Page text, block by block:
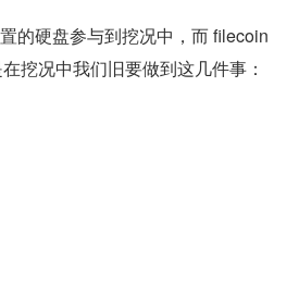
硬盘参与到挖况中，而 filecoin
挖况中我们旧要做到这几件事：